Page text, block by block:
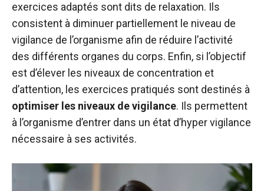
exercices adaptés sont dits de relaxation. Ils
consistent à diminuer partiellement le niveau de
vigilance de l’organisme afin de réduire l’activité
des différents organes du corps. Enfin, si l’objectif
est d’élever les niveaux de concentration et
d’attention, les exercices pratiqués sont destinés à
optimiser les niveaux de vigilance. Ils permettent
à l’organisme d’entrer dans un état d’hyper vigilance
nécessaire à ses activités.